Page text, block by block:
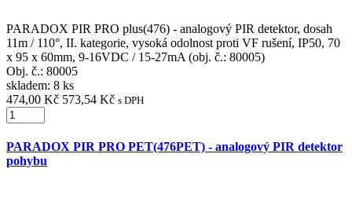
PARADOX PIR PRO plus(476) - analogový PIR detektor, dosah
11m / 110°, II. kategorie, vysoká odolnost proti VF rušení, IP50, 70
x 95 x 60mm, 9-16VDC / 15-27mA (obj. č.: 80005)
Obj. č.: 80005
skladem: 8 ks
474,00 Kč 573,54 Kč s DPH
PARADOX PIR PRO PET(476PET) - analogový PIR detektor
pohybu